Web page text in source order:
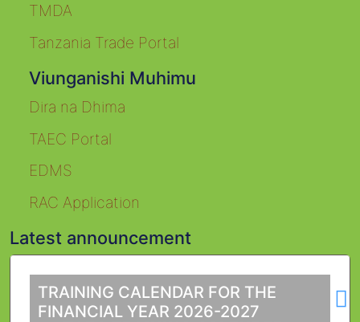
TMDA
Tanzania Trade Portal
Viunganishi Muhimu
Dira na Dhima
TAEC Portal
EDMS
RAC Application
Latest announcement
TRAINING CALENDAR FOR THE
FINANCIAL YEAR 2026-2027